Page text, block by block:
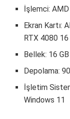
İşlemci:
Ekran Kartı:
RTX 4080 16
Bellek: 16
Depolama:
İşletim
Windows 11